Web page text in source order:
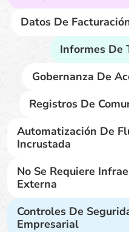
Datos De
Informes De
Gobernanza De
Registros De
Automatización De
Incrustada
No Se Requiere
Externa
Controles De
Empresarial